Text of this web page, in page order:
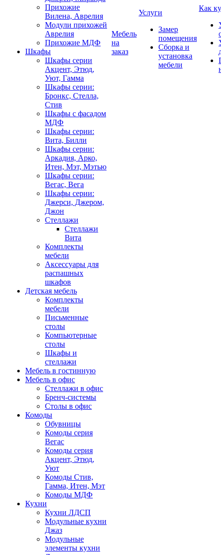
Прихожие
Вилена, Аврелия
Модули прихожей
Аврелия
Прихожие МДФ
Шкафы
Шкафы серии
Акцент, Этюд,
Уют, Гамма
Шкафы серии:
Бронкс, Стелла,
Стив
Шкафы с фасадом
МДФ
Шкафы серии:
Вита, Билли
Шкафы серии:
Аркадия, Арко,
Итен, Мэт, Мэтью
Шкафы серии:
Вегас, Вега
Шкафы серии:
Джерси, Джером,
Джон
Стеллажи
Стеллажи
Вита
Комплекты
мебели
Аксессуары для
распашных
шкафов
Детская мебель
Комплекты
мебели
Письменные
столы
Компьютерные
столы
Шкафы и
стеллажи
Мебель в гостинную
Мебель в офис
Стеллажи в офис
Бренч-системы
Столы в офис
Комоды
Обувницы
Комоды серия
Вегас
Комоды серия
Акцент, Этюд,
Уют
Комоды Стив,
Гамма, Итен, Мэт
Комоды МДФ
Кухни
Кухни ЛДСП
Модульные кухни
Джаз
Модульные
элементы кухни
Мебель
на
заказ
Услуги
Замер
помещения
Сборка и
установка
мебели
Как